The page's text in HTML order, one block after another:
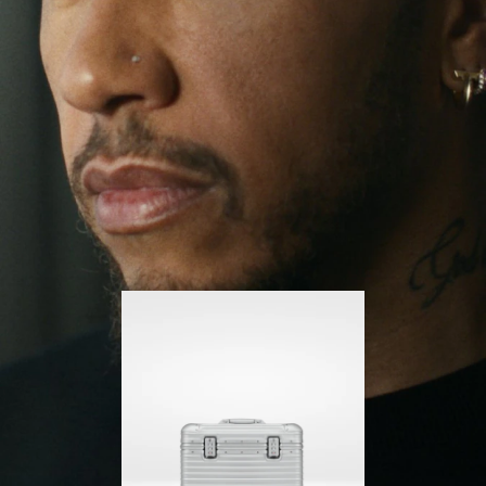
DRÜCKEN
SIE,
UM
ES
ABZUSPIELEN.
SIE
ZUM
AUFHEBEN
DER
STUMMSCHALTUNG
herausgeführt. Getrieben von seiner Lust auf neue
Erfahrungen in der Welt hört er nicht auf, sich
selbst herauszufordern und immer weiter zu lernen.
Sein RIMOWA Pilot ist immer an seiner Seite – und
jede Spur auf ihm erzählt die Geschichte eines
anderen Ortes und davon, was er dort erlebt hat.